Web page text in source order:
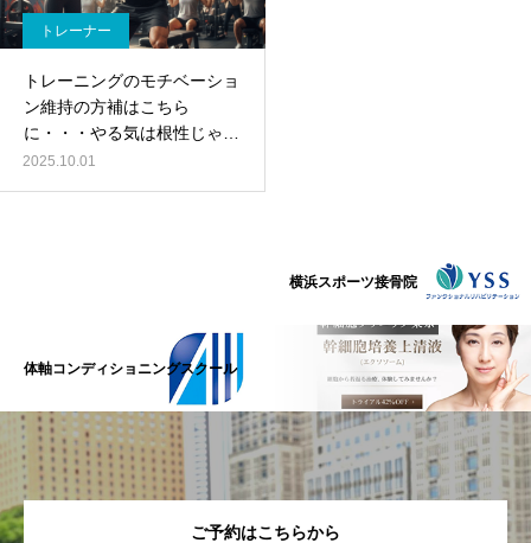
トレーナー
トレーニングのモチベーショ
ン維持の方補はこちら
に・・・やる気は根性じゃな
い。科学的にモチベーション
2025.10.01
横浜スポーツ接骨院
体軸コンディショニングスクール
ご予約はこちらから